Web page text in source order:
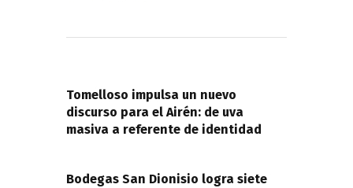
entradas
Tomelloso impulsa un nuevo
discurso para el Airén: de uva
masiva a referente de identidad
Bodegas San Dionisio logra siete